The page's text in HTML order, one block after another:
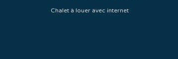
Chalet à louer avec internet